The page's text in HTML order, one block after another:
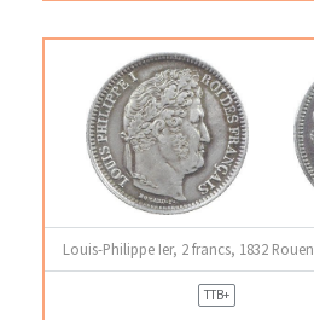
Louis-Philippe Ier, 2 francs, 1832 Rouen
TTB+